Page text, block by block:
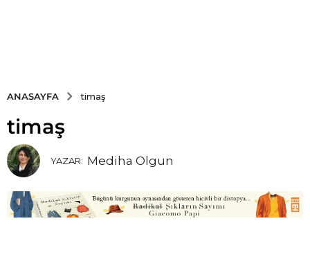
ANASAYFA timaş
timaş
YAZAR: Mediha Olgun